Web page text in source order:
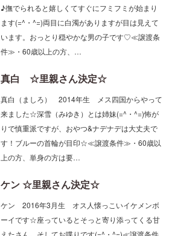
ます(=^・^=)両目に白濁がありますが目は見えて
います。おっとり穏やかな男の子です♡≪譲渡条
件≫・60歳以上の方、…
真白（ましろ） 2014年生 メス四国からやって
来ました☆深雪（みゆき）とは姉妹(=^・^=)怖が
りで慎重派ですが、おやつ&ナデナデは大丈夫で
す！ブルーの首輪が目印☆≪譲渡条件≫・60歳以
上の方、単身の方は要…
ケン 2016年3月生 オス人懐っこいイケメンボ
ーイです☆座っているとそっと寄り添ってくる甘
えたさん。そしてお喋りです(=^・^=)≪譲渡条件